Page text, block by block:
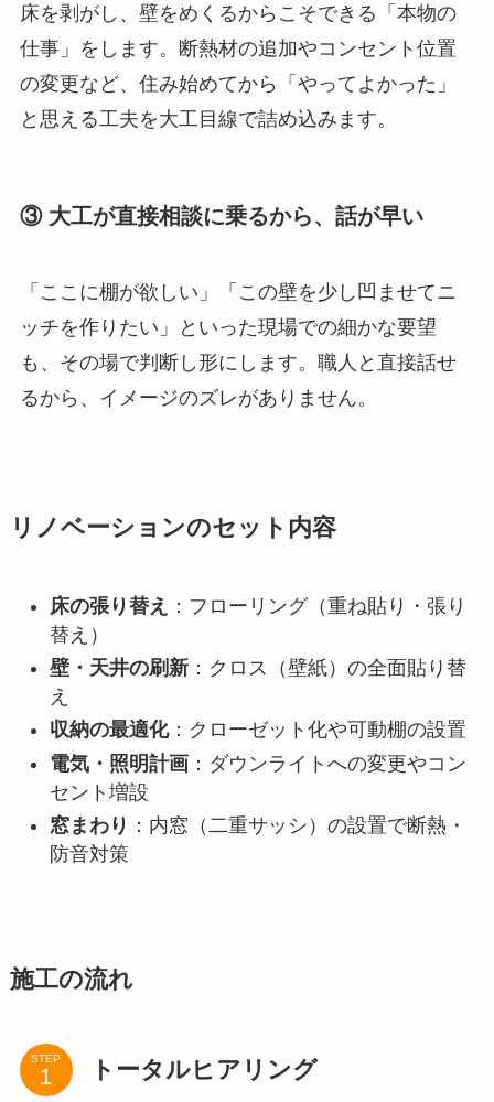
床を剥がし、壁をめくるからこそできる「本物の
仕事」をします。断熱材の追加やコンセント位置
の変更など、住み始めてから「やってよかった」
と思える工夫を大工目線で詰め込みます。
③ 大工が直接相談に乗るから、話が早い
「ここに棚が欲しい」「この壁を少し凹ませてニ
ッチを作りたい」といった現場での細かな要望
も、その場で判断し形にします。職人と直接話せ
るから、イメージのズレがありません。
リノベーションのセット内容
床の張り替え
：フローリング（重ね貼り・張り
替え）
壁・天井の刷新：クロス（壁紙）の全面貼り替
え
収納の最適化：クローゼット化や可動棚の設置
電気・照明計画：ダウンライトへの変更やコン
セント増設
窓まわり ：内窓（二重サッシ）の設置で断熱・
防音対策
施工の流れ
STEP トータルヒアリング